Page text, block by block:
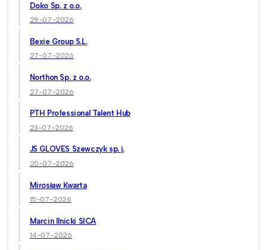
Doko Sp. z o.o.
29-07-2026
Bexie Group S.L.
27-07-2026
Northon Sp. z o.o.
27-07-2026
PTH Professional Talent Hub
23-07-2026
JS GLOVES Szewczyk sp. j.
20-07-2026
Mirosław Kwarta
15-07-2026
Marcin Ilnicki SICA
14-07-2026